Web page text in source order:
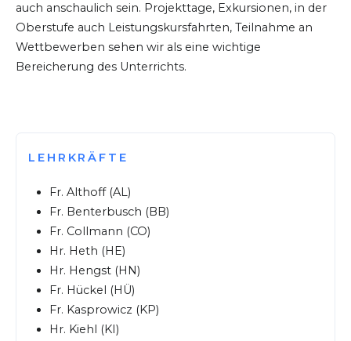
auch anschaulich sein. Projekttage, Exkursionen, in der
Oberstufe auch Leistungskursfahrten, Teilnahme an
Wettbewerben sehen wir als eine wichtige
Bereicherung des Unterrichts.
LEHRKRÄFTE
Fr. Althoff (AL)
Fr. Benterbusch (BB)
Fr. Collmann (CO)
Hr. Heth (HE)
Hr. Hengst (HN)
Fr. Hückel (HÜ)
Fr. Kasprowicz (KP)
Hr. Kiehl (KI)